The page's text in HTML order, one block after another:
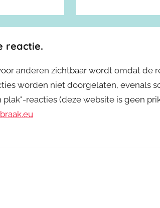
reactie.
anderen zichtbaar wordt omdat de
worden niet doorgelaten, evenals
reacties (deze website is geen